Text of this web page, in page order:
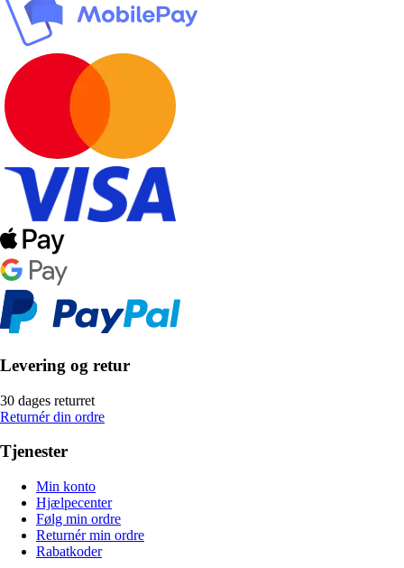
Levering og retur
30 dages returret
Returnér din ordre
Tjenester
Min konto
Hjælpecenter
Følg min ordre
Returnér min ordre
Rabatkoder